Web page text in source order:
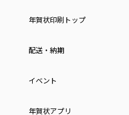
年賀状印刷トップ
配送・納期
イベント
年賀状アプリ